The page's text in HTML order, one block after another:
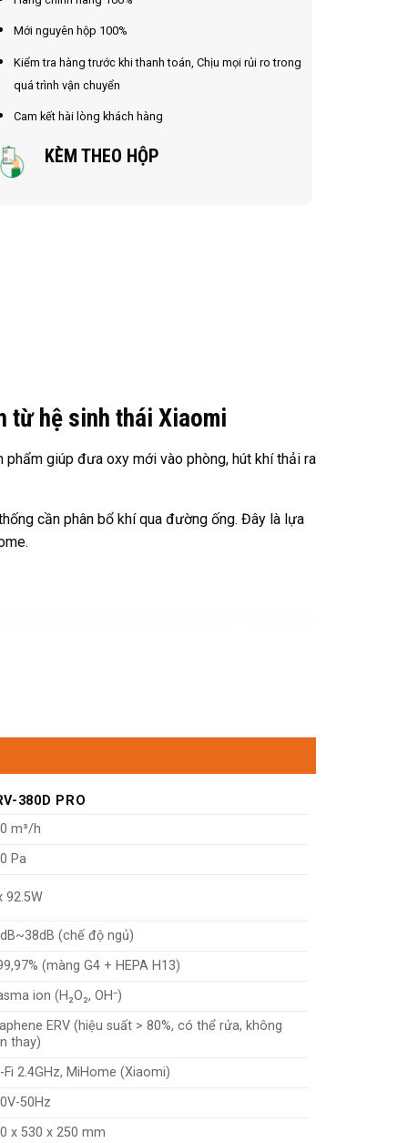
Mới nguyên hộp 100%
Kiểm tra hàng trước khi thanh toán, Chịu mọi rủi ro trong
quá trình vận chuyển
Cam kết hài lòng khách hàng
KÈM THEO HỘP
từ hệ sinh thái Xiaomi
giúp đưa oxy mới vào phòng, hút khí thải ra
cần phân bổ khí qua đường ống. Đây là lựa
380D PRO
m³/h
Pa
92.5W
(chế độ ngủ)
(màng G4 + HEPA H13)
ion (H₂O₂, OH⁻)
ERV (hiệu suất > 80%, có thể rửa, không
thay)
Fi 2.4GHz, MiHome (Xiaomi)
50Hz
x 530 x 250 mm